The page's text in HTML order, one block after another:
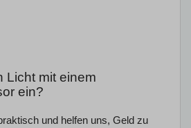
Licht mit einem
ein?
und helfen uns, Geld zu